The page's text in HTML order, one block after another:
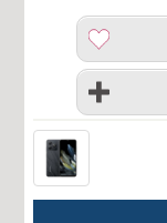
Dodaj
listu
želja
Uporedi